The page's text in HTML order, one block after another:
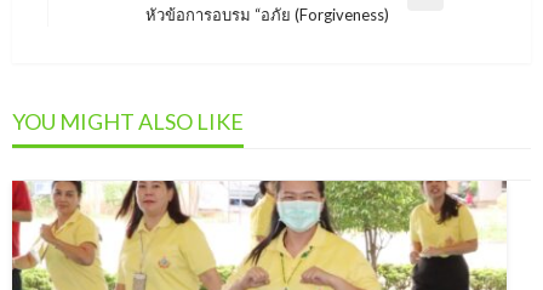
หัวข้อการอบรม “อภัย (Forgiveness)
YOU MIGHT ALSO LIKE